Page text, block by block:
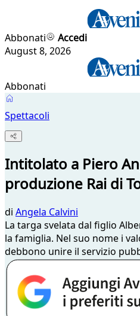
Abbonati
Accedi
August 8, 2026
Abbonati
Spettacoli
Intitolato a Piero
produzione Rai di
di Angela Calvini
La targa svelata dal figlio
la famiglia. Nel suo nome i
debbono unire il servizio